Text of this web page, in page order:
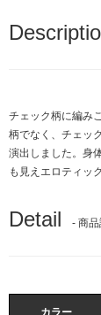
チェック柄に編み
柄でなく、チェッ
演出しました。身
も見えエロティッ
Detail - 商品
カラー